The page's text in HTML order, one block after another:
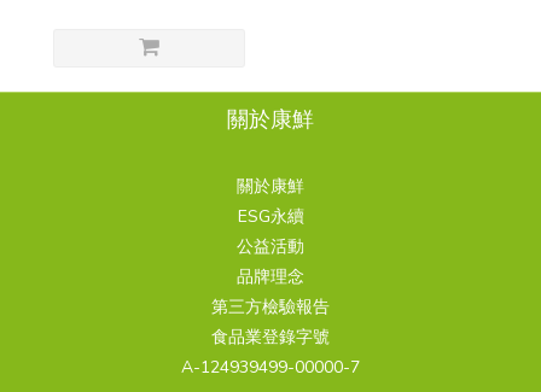
關於康鮮
關於康鮮
ESG永續
公益活動
品牌理念
第三方檢驗報告
食品業登錄字號
A-124939499-00000-7